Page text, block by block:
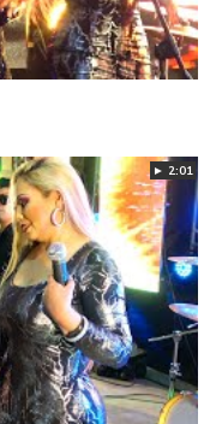
► 2:01